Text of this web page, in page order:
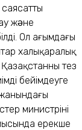
жəне
Ол ағымдағы
халықаралық
тез
бейімдеуге
министрінің
ерекше